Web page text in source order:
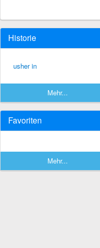
Historie
usher in
Mehr...
Favoriten
Mehr...